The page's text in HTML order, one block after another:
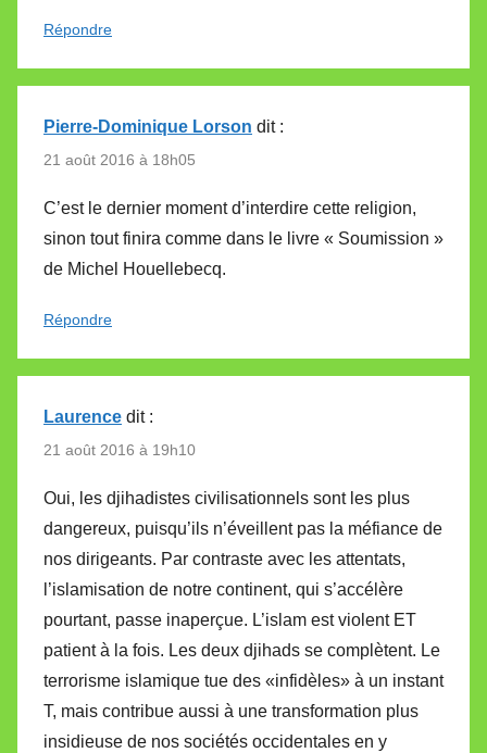
Répondre
Pierre-Dominique Lorson dit :
21 août 2016 à 18h05
C’est le dernier moment d’interdire cette religion,
sinon tout finira comme dans le livre « Soumission »
de Michel Houellebecq.
Répondre
Laurence dit :
21 août 2016 à 19h10
Oui, les djihadistes civilisationnels sont les plus
dangereux, puisqu’ils n’éveillent pas la méfiance de
nos dirigeants. Par contraste avec les attentats,
l’islamisation de notre continent, qui s’accélère
pourtant, passe inaperçue. L’islam est violent ET
patient à la fois. Les deux djihads se complètent. Le
terrorisme islamique tue des «infidèles» à un instant
T, mais contribue aussi à une transformation plus
insidieuse de nos sociétés occidentales en y